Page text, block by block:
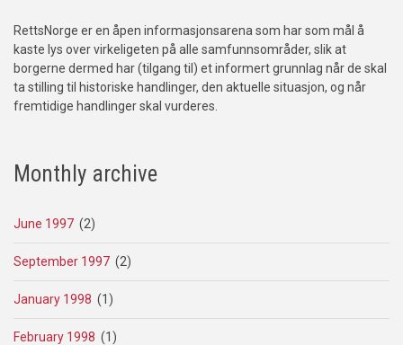
RettsNorge er en åpen informasjonsarena som har som mål å
kaste lys over virkeligeten på alle samfunnsområder, slik at
borgerne dermed har (tilgang til) et informert grunnlag når de skal
ta stilling til historiske handlinger, den aktuelle situasjon, og når
fremtidige handlinger skal vurderes.
Monthly archive
June 1997 (2)
September 1997 (2)
January 1998 (1)
February 1998 (1)